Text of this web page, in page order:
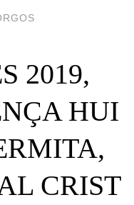
2019,
HUI
CRIST